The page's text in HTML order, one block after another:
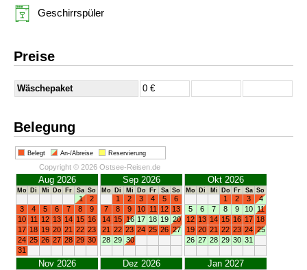
Geschirrspüler
Preise
Wäschepaket 0 €
Belegung
Belegt An-/Abreise Reservierung
Copyright © 2026 Ostsee-Reisen.de
Aug 2026
Mo Di Mi Do Fr Sa So
1
2
3
4 5 6 7 8
9
10 11 12 13 14 15 16
17 18 19 20 21 22 23
24 25 26 27 28 29 30
31
Sep 2026
Mo Di Mi Do Fr Sa So
1 2 3 4 5
6
7
8 9 10 11 12 13
14 15 16 17 18 19 20
21
22 23 24 25 26 27
28 29 30
Okt 2026
Mo Di Mi Do Fr Sa So
1 2 3
4
5
6 7 8 9 10 11
12 13 14 15 16 17 18
19 20 21 22 23 24 25
26 27 28 29 30 31
Nov 2026 Dez 2026 Jan 2027